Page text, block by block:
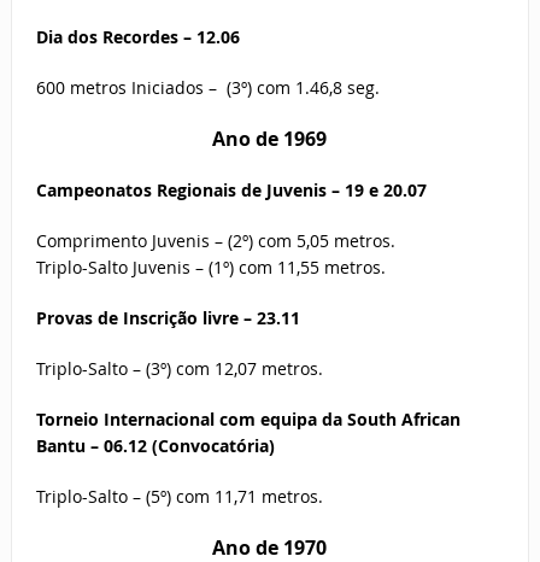
Dia dos Recordes – 12.06
600 metros Iniciados – (3º) com 1.46,8 seg.
Ano de 1969
Campeonatos Regionais de Juvenis – 19 e 20.07
Comprimento Juvenis – (2º) com 5,05 metros.
Triplo-Salto Juvenis – (1º) com 11,55 metros.
Provas de Inscrição livre – 23.11
Triplo-Salto – (3º) com 12,07 metros.
Torneio Internacional com equipa da South African
Bantu – 06.12 (Convocatória)
Triplo-Salto – (5º) com 11,71 metros.
Ano de 1970